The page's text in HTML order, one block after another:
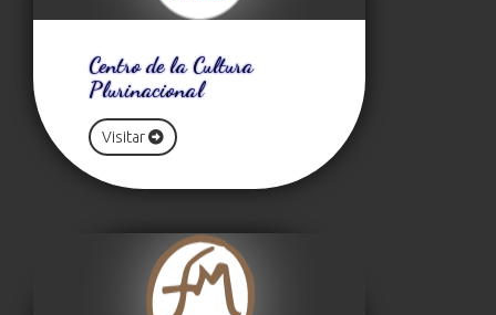
Centro de la Cultura
Plurinacional
Visitar